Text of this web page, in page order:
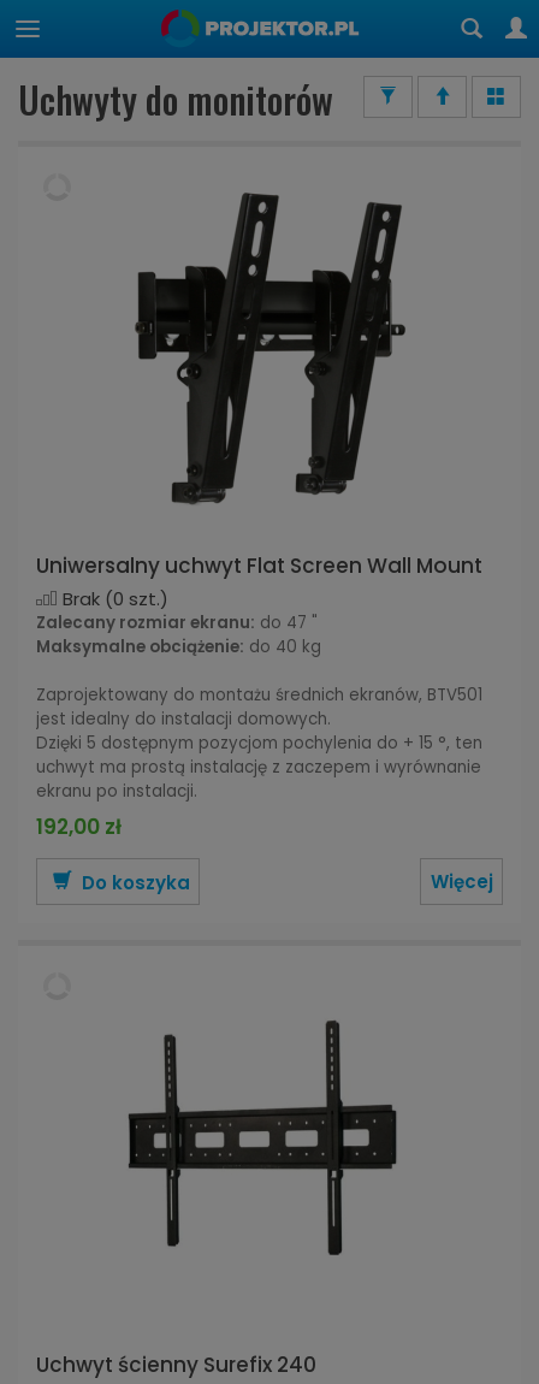
Uchwyty do monitorów
Uniwersalny uchwyt Flat Screen Wall Mount
Brak (0 szt.)
Zalecany rozmiar ekranu: do 47 "
Maksymalne obciążenie: do 40 kg
Zaprojektowany do montażu średnich ekranów, BTV501
jest idealny do instalacji domowych.
Dzięki 5 dostępnym pozycjom pochylenia do + 15 °, ten
uchwyt ma prostą instalację z zaczepem i wyrównanie
ekranu po instalacji.
192,00 zł
Do koszyka Więcej
Uchwyt ścienny Surefix 240